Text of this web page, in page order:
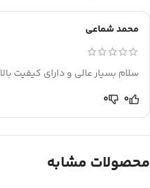
محمد شماعی
سلام بسیار عالی و دارای کیفیت بالا
0
0
محصولات مشابه